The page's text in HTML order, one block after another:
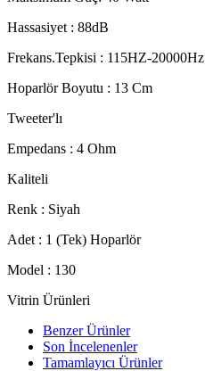
Hassasiyet : 88dB
Frekans.Tepkisi : 115HZ-20000Hz
Hoparlör Boyutu : 13 Cm
Tweeter'lı
Empedans : 4 Ohm
Kaliteli
Renk : Siyah
Adet : 1 (Tek) Hoparlör
Model : 130
Vitrin Ürünleri
Benzer Ürünler
Son İncelenenler
Tamamlayıcı Ürünler